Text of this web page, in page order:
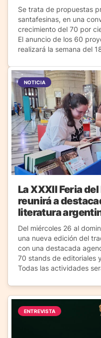
Se trata de propuestas
santafesinas, en una
crecimiento del 70 por
El anuncio de los 60
realizará la semana del
NOTICIA
La XXXII Feria
reunirá a
literatura
Del miércoles 26 al
una nueva edición del
con una destacada
70 stands de editoriales
Todas las actividades
ENTREVISTA